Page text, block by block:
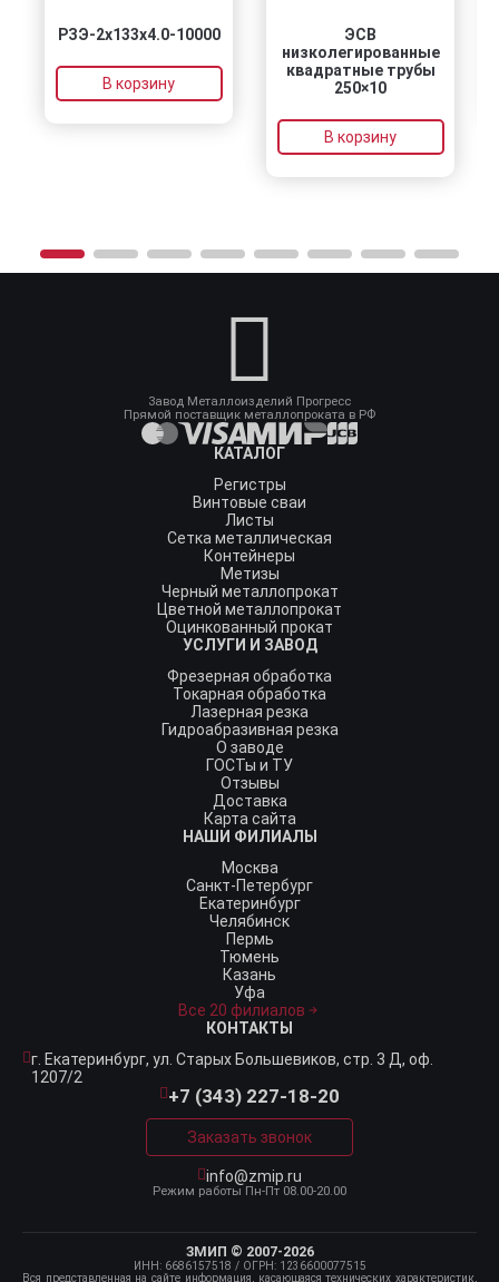
РЗЭ-2x133x4.0-10000
В корзину
ЭСВ
низколегированные
квадратные трубы
250×10
В корзину
Завод Металлоизделий Прогресс
Прямой поставщик металлопроката в РФ
КАТАЛОГ
Регистры
Винтовые сваи
Листы
Сетка металлическая
Контейнеры
Метизы
Черный металлопрокат
Цветной металлопрокат
Оцинкованный прокат
УСЛУГИ И ЗАВОД
Фрезерная обработка
Токарная обработка
Лазерная резка
Гидроабразивная резка
О заводе
ГОСТы и ТУ
Отзывы
Доставка
Карта сайта
НАШИ ФИЛИАЛЫ
Москва
Санкт-Петербург
Екатеринбург
Челябинск
Пермь
Тюмень
Казань
Уфа
Все 20 филиалов
КОНТАКТЫ
г. Екатеринбург, ул. Старых Большевиков, стр. 3 Д, оф.
1207/2
+7 (343) 227-18-20
Заказать звонок
info@zmip.ru
Режим работы Пн-Пт 08.00-20.00
ЗМИП © 2007-2026
ИНН: 6686157518 / ОГРН: 1236600077515
Вся представленная на сайте информация, касающаяся технических характеристик,